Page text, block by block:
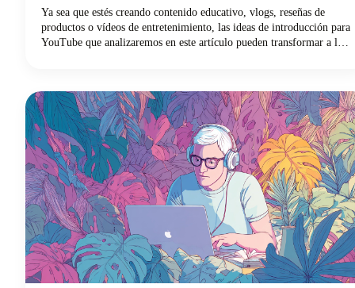
Ya sea que estés creando contenido educativo, vlogs, reseñas de
productos o vídeos de entretenimiento, las ideas de introducción para
YouTube que analizaremos en este artículo pueden transformar a los
la participación de los espectadores. Desde principios psicológicos
que impulsan la retención hasta plantillas prácticas que puedes
implementar de inmediato, ¡aquí encontrarás todo lo que necesitas
para mejorar tu juego de introducción a YouTube!